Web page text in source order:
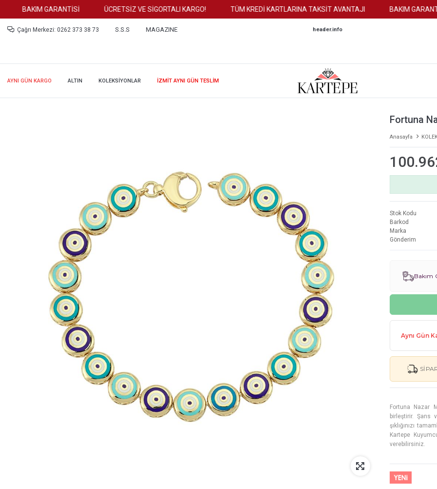
BAKIM GARANTİSİ ÜCRETSİZ VE SİGORTALI KARGO! TÜM KREDİ KARTLARINA TAKSİT AVANTAJI BAKIM GARANTİSİ
Çağrı Merkezi: 0262 373 38 73 S.S.S MAGAZINE header.info
AYNI GÜN KARGO ALTIN KOLEKSİYONLAR İZMİT AYNI GÜN TESLİM
Fortuna
Anasayfa
Stok Kodu
Barkod
Marka
Gönderim
Bakım
Aynı Gün
Fortuna Nazar
birleştirir. Şans
şıklığınızı
Kartepe
verebilirsiniz.